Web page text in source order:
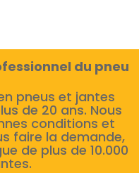
du pneu
pneus et jantes
de 20 ans. Nous
conditions et
faire la demande,
de plus de 10.000